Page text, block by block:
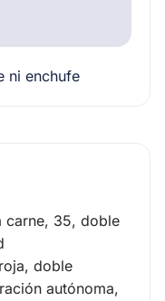
ni enchufe
carne, 35, doble
doble
autónoma,